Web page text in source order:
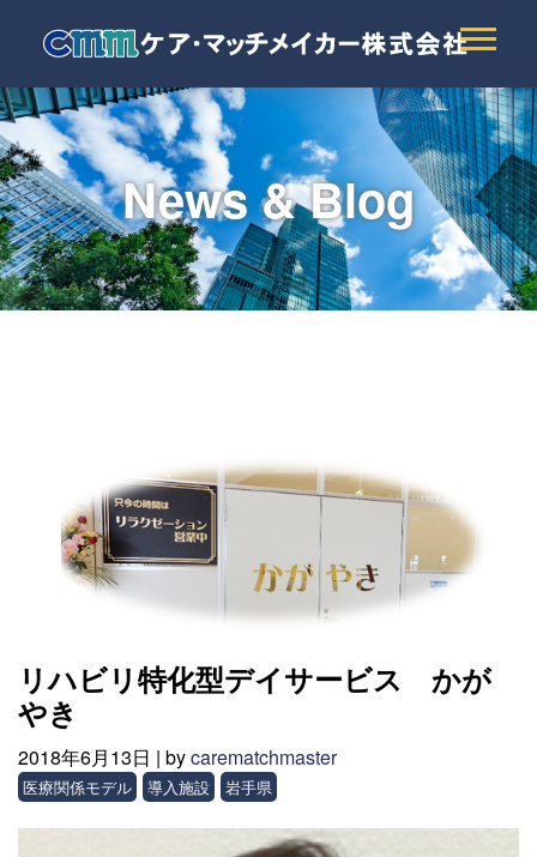
News & Blog
リハビリ特化型デイサービス かが
やき
2018年6月13日 | bycarematchmaster
医療関係モデル 導入施設 岩手県